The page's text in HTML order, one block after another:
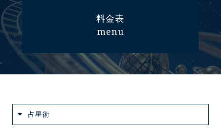
料金表
menu
占星術